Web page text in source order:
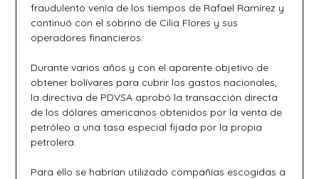
fraudulento venía de los tiempos de Rafael Ramírez y
continuó con el sobrino de Cilia Flores y sus
operadores financieros.
Durante varios años y con el aparente objetivo de
obtener bolívares para cubrir los gastos nacionales,
la directiva de PDVSA aprobó la transacción directa
de los dólares americanos obtenidos por la venta de
petróleo a una tasa especial fijada por la propia
petrolera.
Para ello se habrían utilizado compañías escogidas a